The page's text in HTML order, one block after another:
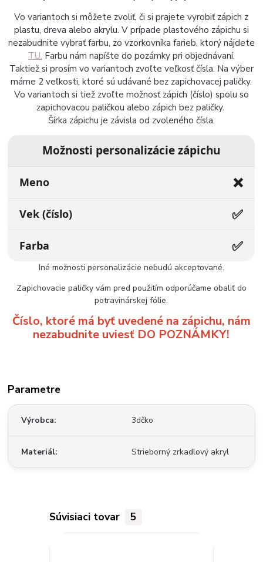
Vo variantoch si môžete zvoliť, či si prajete vyrobiť zápich z
plastu, dreva alebo akrylu. V prípade plastového zápichu si
nezabudnite vybrať farbu, zo vzorkovníka farieb, ktorý nájdete
TU. Farbu nám napíšte do pozámky pri objednávaní.
Taktiež si prosím vo variantoch zvoľte veľkosť čísla. Na výber
máme 2 veľkosti, ktoré sú udávané bez zapichovacej paličky.
Vo variantoch si tiež zvoľte možnosť zápich (číslo) spolu so
zapichovacou paličkou alebo zápich bez paličky.
Šírka zápichu je závisla od zvoleného čísla.
Možnosti personalizácie zápichu
Meno ❌
Vek (číslo) ✅
Farba ✅
Iné možnosti personalizácie nebudú akceptované.
Zapichovacie paličky vám pred použitím odporúčame obaliť do
potravinárskej fólie.
Číslo, ktoré má byť uvedené na zápichu, nám
nezabudnite uviesť DO POZNÁMKY!
Parametre
Výrobca 3dčko
Materiál Strieborný zrkadlový akryl
Súvisiaci tovar 5